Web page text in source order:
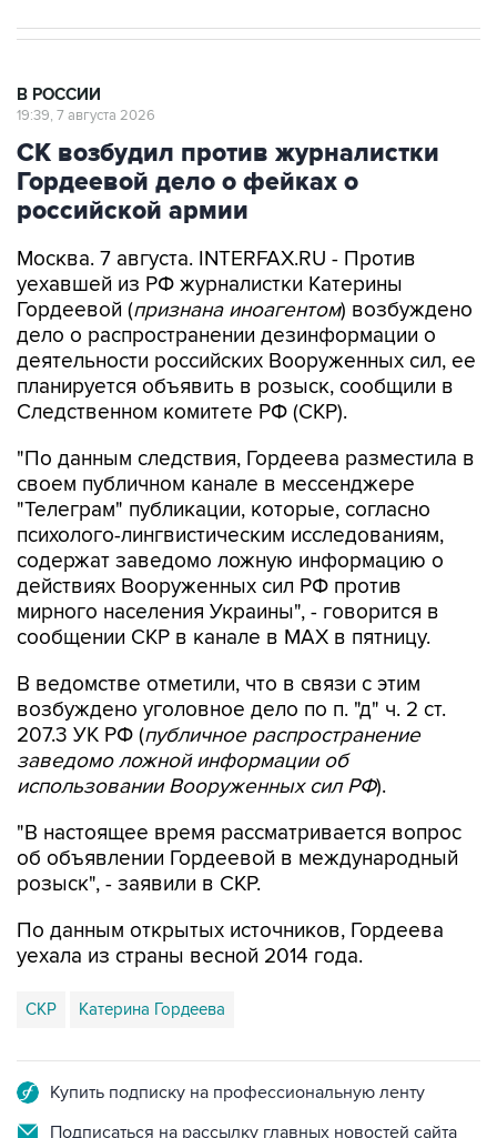
СК возбудил против журналистки
Гордеевой дело о фейках о
российской армии
Москва. 7 августа. INTERFAX.RU - Против
Гордеевой (признана иноагентом ) возбуждено
дело о распространении дезинформации о
деятельности российских Вооруженных сил, ее
планируется объявить в розыск, сообщили в
Следственном комитете РФ (СКР).
"По данным следствия, Гордеева разместила в
"Телеграм" публикации, которые, согласно
психолого-лингвистическим исследованиям,
содержат заведомо ложную информацию о
действиях Вооруженных сил РФ против
мирного населения Украины", - говорится в
сообщении СКР в канале в MAX в пятницу.
В ведомстве отметили, что в связи с этим
207.3 УК РФ ( публичное распространение
заведомо ложной информации об
использовании Вооруженных сил РФ).
"В настоящее время рассматривается вопрос
розыск", - заявили в СКР.
По данным открытых источников, Гордеева
СКР Катерина Гордеева
Подписаться на рассылку главных новостей сайта
Получать оперативные новости в официальном